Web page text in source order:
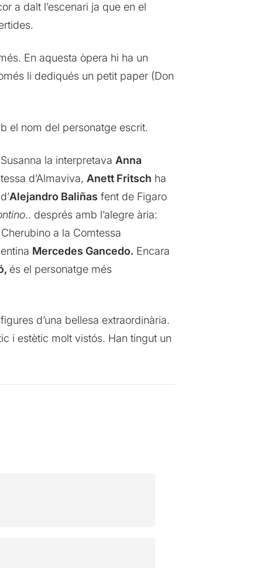
a dalt l’escenari ja que en el
En aquesta òpera hi ha un
li dediqués un petit paper (Don
el nom del personatge escrit.
la interpretava Anna
d’Almaviva, Anett Fritsch ha
Alejandro Baliñas fent de Figaro
.. després amb l’alegre ària:
a la Comtessa
Mercedes Gancedo. Encara
és el personatge més
d’una bellesa extraordinària.
i estètic molt vistós. Han tingut un